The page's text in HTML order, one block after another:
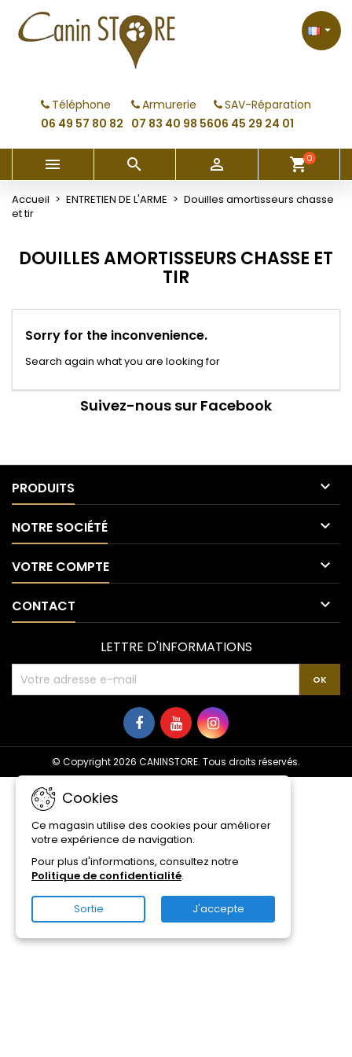
Téléphone
06 49 57 80 82
Armurerie
07 83 40 98 56
SAV-Réparation
06 45 29 24 01

   shopping_cart0
Accueil ENTRETIEN DE L'ARME
Douilles amortisseurs chasse
et tir
DOUILLES AMORTISSEURS CHASSE ET
TIR
Sorry for the inconvenience.
Search again what you are looking for
Suivez-nous sur Facebook
PRODUITS 
NOTRE SOCIÉTÉ 
VOTRE COMPTE 
CONTACT 
My wishlists ×
Create new list
((modalTitle)) ×
((confirmMessage))
((cancelText)) ((modalDeleteText))
Créer une liste d'envies ×
Créer une liste d'envies
Connexion ×
Vous devez être connecté pour ajouter des produits
Cookies
Ce magasin utilise des cookies pour améliorer
votre expérience de navigation.
Pour plus d'informations, consultez notre
Politique de confidentialité.
Sortie J'accepte
LETTRE D'INFORMATIONS
© Copyright 2026 CANINSTORE. Tous droits réservés.